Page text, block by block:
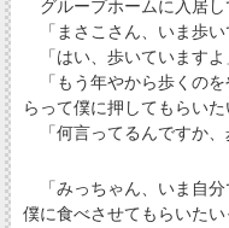
グループホームに入居し
「まさこさん、いま歩い
「はい、歩いていますよ
「もう年やから歩くのを
らって僕に押してもらいた
「何言ってるんですか、
「みっちゃん、いま自分
僕に食べさせてもらいたい